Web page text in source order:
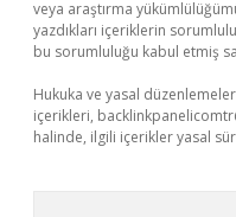
veya araştırma
yazdıkları içeriklerin
bu sorumluluğu kabul etmiş
Hukuka ve yasal
içerikleri,
halinde, ilgili içerikler yasal